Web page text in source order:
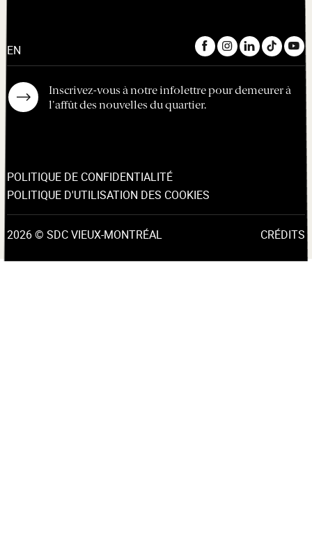
Inscrivez-vous à notre infolettre pour demeurer à
l'affût des nouvelles du quartier.
EN
POLITIQUE DE CONFIDENTIALITÉ
POLITIQUE D'UTILISATION DES COOKIES
2026 © SDC VIEUX-MONTRÉAL CRÉDITS